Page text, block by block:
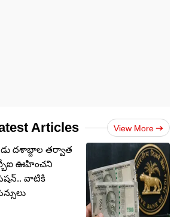
Articles View More
దశాబ్దాల తర్వాత
ఊహించని
వాటికి